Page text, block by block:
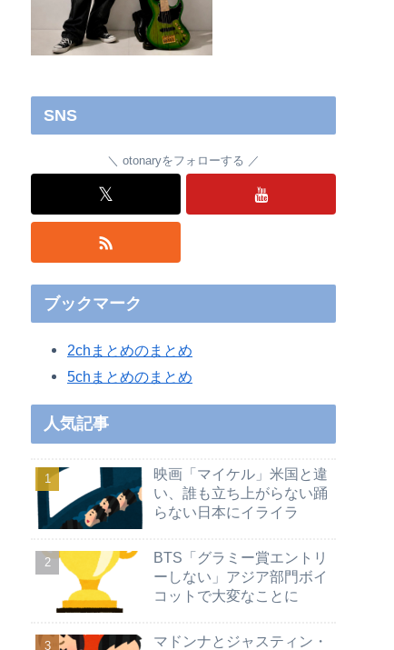
SNS
otonaryをフォローする
𝕏
ブックマーク
2chまとめのまとめ
5chまとめのまとめ
人気記事
映画「マイケル」米国と違
い、誰も立ち上がらない踊
らない日本にイライラ
BTS「グラミー賞エントリ
ーしない」アジア部門ボイ
コットで大変なことに
マドンナとジャスティン・